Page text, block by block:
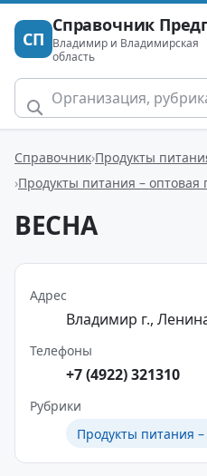
СП
Справочник
Владимир и Владимирская
область
Справочник Продукты
Продукты питания – оптовая
ВЕСНА
Адрес
Владимир г.,
Телефоны
+7 (4922) 321310
Рубрики
Продукты питания